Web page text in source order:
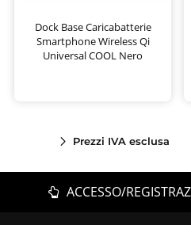
Dock Base Caricabatterie
Smartphone Wireless Qi
Universal COOL Nero
Prezzi IVA esclusa
ACCESSO/